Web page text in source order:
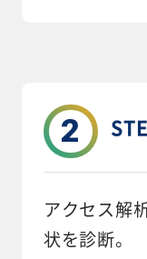
2
アクセス解
状を診断。